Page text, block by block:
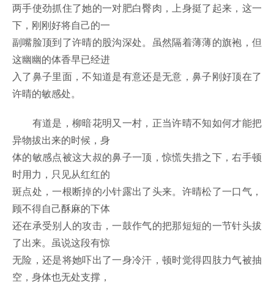
两手使劲抓住了她的一对肥白臀肉，上身挺了起来，这一
下，刚刚好将自己的一
副嘴脸顶到了许晴的股沟深处。虽然隔着薄薄的旗袍，但
这幽幽的体香早已经进
入了鼻子里面，不知道是有意还是无意，鼻子刚好顶在了
许晴的敏感处。
有道是，柳暗花明又一村，正当许晴不知如何才能把
异物拔出来的时候，身
体的敏感点被这大叔的鼻子一顶，惊慌失措之下，右手顿
时用力，只见从红红的
斑点处，一根断掉的小针露出了头来。许晴松了一口气，
顾不得自己酥麻的下体
还在承受别人的攻击，一鼓作气的把那短短的一节针头拔
了出来。虽说这段有惊
无险，还是将她吓出了一身冷汗，顿时觉得四肢力气被抽
空，身体也无处支撑，